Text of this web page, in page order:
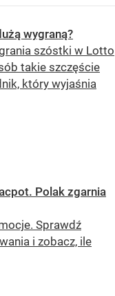
wygraną?
szóstki w Lotto
takie szczęście
który wyjaśnia
Polak zgarnia
Sprawdź
i zobacz, ile